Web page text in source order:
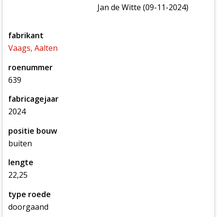
Jan de Witte (09-11-2024)
fabrikant
Vaags, Aalten
roenummer
639
fabricagejaar
2024
positie bouw
buiten
lengte
22,25
type roede
doorgaand